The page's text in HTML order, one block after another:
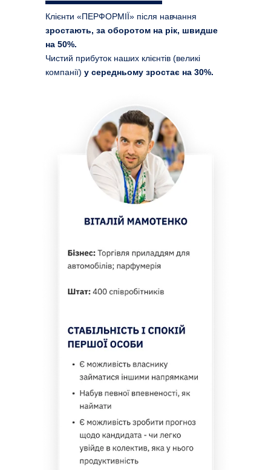
Клієнти «ПЕРФОРМІЇ» після навчання
зростають, за оборотом на рік, швидше
на 50%.
Чистий прибуток наших клієнтів (великі
компанії) у середньому зростає на 30%.